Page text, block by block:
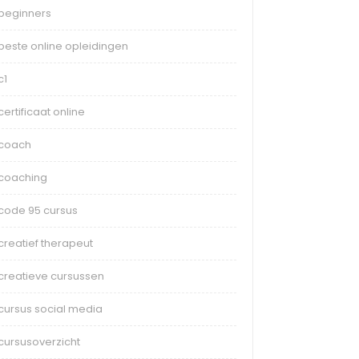
online opleidingen
online
95 cursus
therapeut
cursussen
social media